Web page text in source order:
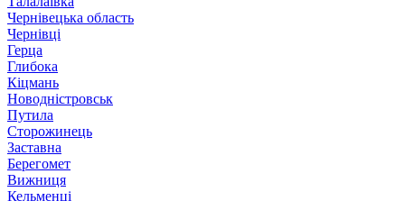
Чернівецька область
Чернівці
Герца
Глибока
Кіцмань
Новодністровськ
Путила
Сторожинець
Заставна
Берегомет
Вижниця
Кельменці